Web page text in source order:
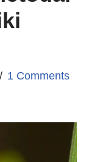
1 Comments